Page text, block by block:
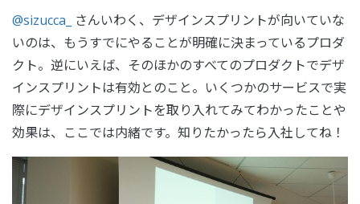
@sizucca_
さんいわく、デザインスプリントが向いていな
いのは、もうすでにやることが明確に決まっているプロダ
クト。逆にいえば、そのほかのすべてのプロダクトでデザ
インスプリントは有効とのこと。いくつかのサービスで実
際にデザインスプリントを取り入れてみてわかったことや
効果は、ここでは内緒です。知りたかったら入社してね！